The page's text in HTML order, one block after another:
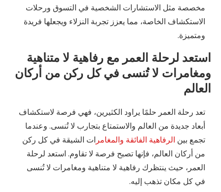
مخصصة مثل الاستشارات الشخصية في التسوق ورحلات
الاستكشاف الخاصة، مما يعزز تجربة النزلاء ويجعلها فريدة
ومتميزة.
استعد لرحلة العمر مع رفاهية لا متناهية
ومغامرات لا تُنسى في كل ركن من أركان
العالم
تعد رحلة العمر حلمًا يراود الكثيرين، فهي فرصة لاستكشاف
أبعاد جديدة من العالم والاستمتاع بتجارب لا تُنسى. وعندما
تجمع بين الرفاهية الفائقة والمغامر ات الشيقة في كل ركن
من أركان العالم، فإنها تصبح فرصة لا تقاوم. استعد لرحلة
العمر، حيث ينتظرك رفاهية لا متناهية ومغامرات لا تُنسى
في كل مكان تذهب إليه.